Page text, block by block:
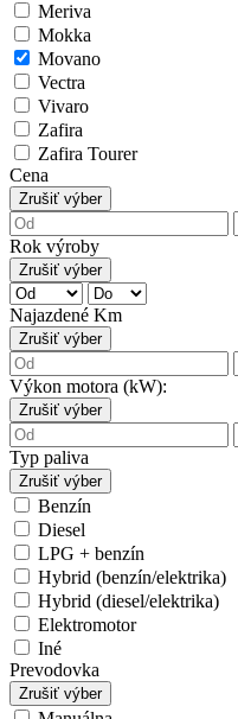
Meriva
Mokka
Movano
Vectra
Vivaro
Zafira
Zafira Tourer
Cena
Zrušiť výber
Rok výroby
Zrušiť výber
Najazdené Km
Zrušiť výber
Výkon motora (kW):
Zrušiť výber
Typ paliva
Zrušiť výber
Benzín
Diesel
LPG + benzín
Hybrid (benzín/elektrika)
Hybrid (diesel/elektrika)
Elektromotor
Iné
Prevodovka
Zrušiť výber